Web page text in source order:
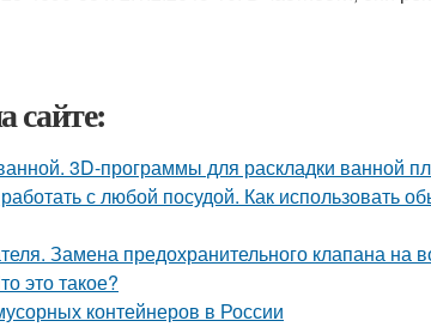
сайте:
3D-программы для раскладки ванной
с любой посудой. Как использовать
Замена предохранительного клапана на
это такое?
контейнеров в России